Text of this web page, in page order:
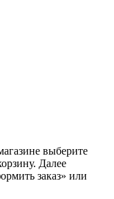
выберите
Далее
заказ» или